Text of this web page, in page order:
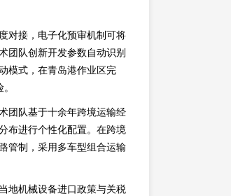
对接，电子化预审机制可将
团队创新开发参数自动识别
模式，在青岛港作业区完
团队基于十余年跨境运输经
布进行个性化配置。在跨境
管制，采用多车型组合运输
地机械设备进口政策与关税